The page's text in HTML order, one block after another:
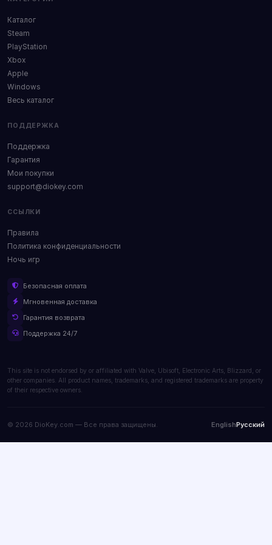
Каталог
Steam
PlayStation
Xbox
Apple
Windows
Весь каталог
ПОДДЕРЖКА
Поддержка
Гарантия
Мои покупки
support@diokey.com
ССЫЛКИ
Правила
Политика конфиденциальности
Ночь игр
Безопасная оплата
Мгновенная доставка
Гарантия возврата
Поддержка 24/7
This site is not endorsed by or affiliated with Valve, Ubisoft, Electronic Arts, Blizzard, or
other companies. All product names, trademarks, and registered trademarks are property
of their respective owners.
© 2026 DioKey.com — Все права защищены. EnglishРусский